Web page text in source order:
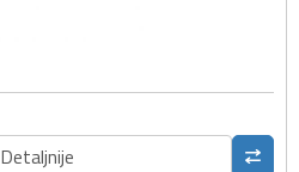
Detaljnije